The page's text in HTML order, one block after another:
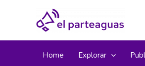
Home Explorar